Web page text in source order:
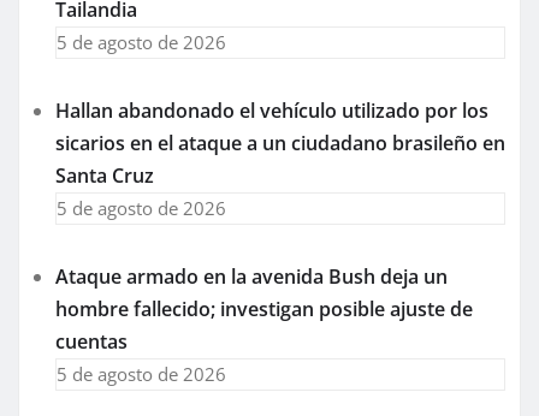
Tailandia
5 de agosto de 2026
Hallan abandonado el vehículo utilizado por los
sicarios en el ataque a un ciudadano brasileño en
Santa Cruz
5 de agosto de 2026
Ataque armado en la avenida Bush deja un
hombre fallecido; investigan posible ajuste de
cuentas
5 de agosto de 2026